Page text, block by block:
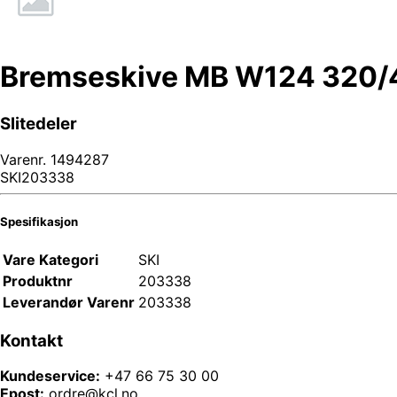
Bremseskive MB W124
Slitedeler
Varenr. 1494287
SKI203338
Spesifikasjon
Vare Kategori
SKI
Produktnr
203338
Leverandør Varenr 203338
Kontakt
Kundeservice: +47 66 75 30 00